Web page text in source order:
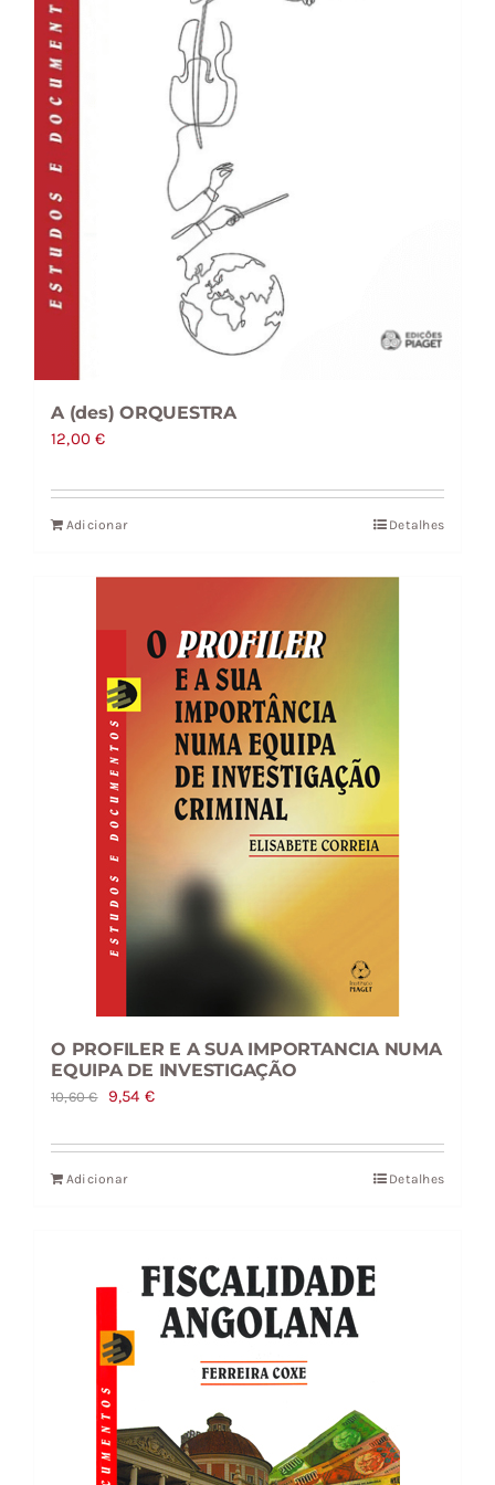
A (des) ORQUESTRA
12,00€
Adicionar Detalhes
O PROFILER E A SUA IMPORTANCIA NUMA
EQUIPA DE INVESTIGAÇÃO
10,60€
O
original
era:
9,54 €O
atual
Adicionar Detalhes